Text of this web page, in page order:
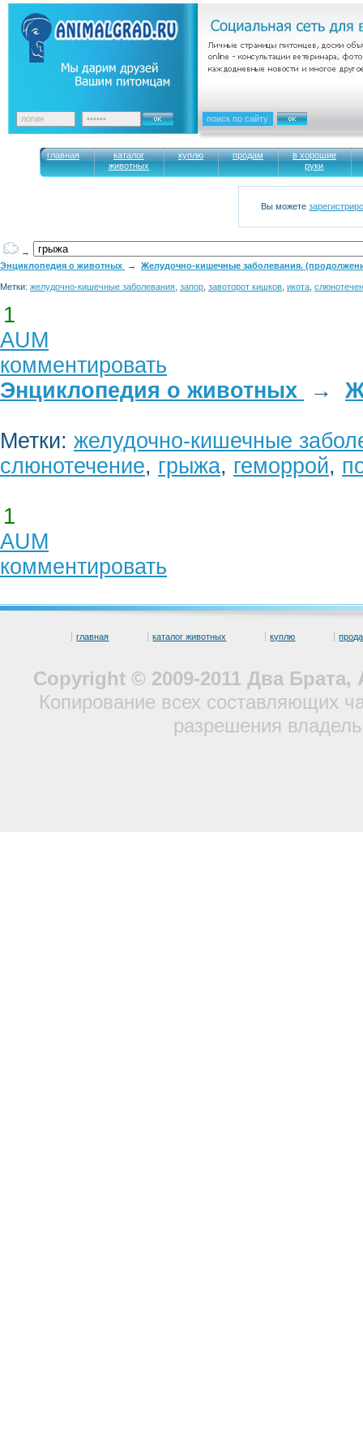
главная
каталог
животных
куплю продам
в хорошие
руки
Вы можете
→
Энциклопедия о животных
→ Желудочно-кишечные заболевания.
Метки: желудочно-кишечные заболевания запор завоторот кишков икота
1
AUM
комментировать
Энциклопедия о животных
→
Метки: желудочно-кишечные
слюнотечение, грыжа, геморрой,
1
AUM
комментировать
главная каталог животных куплю
Copyright © 2009-2011 Два
Копирование всех составляющих
разрешения